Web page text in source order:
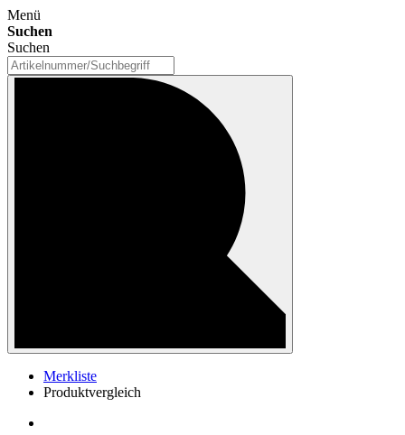
Menü
Suchen
Suchen
Merkliste
Produktvergleich